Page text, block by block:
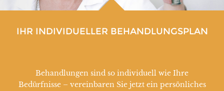
IHR INDIVIDUELLER BEHANDLUNGSPLAN
Behandlungen sind so individuell wie Ihre
Bedürfnisse – vereinbaren Sie jetzt ein persönliches